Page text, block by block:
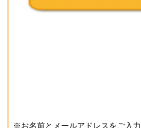
※お名前とメールアドレスをご入